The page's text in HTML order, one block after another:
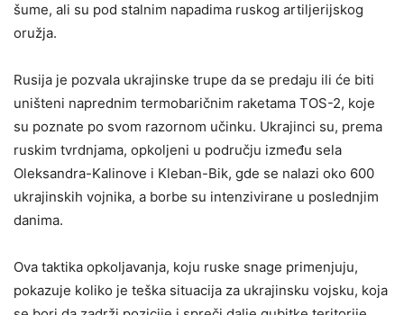
šume, ali su pod stalnim napadima ruskog artiljerijskog
oružja.
Rusija je pozvala ukrajinske trupe da se predaju ili će biti
uništeni naprednim termobaričnim raketama TOS-2, koje
su poznate po svom razornom učinku. Ukrajinci su, prema
ruskim tvrdnjama, opkoljeni u području između sela
Oleksandra-Kalinove i Kleban-Bik, gde se nalazi oko 600
ukrajinskih vojnika, a borbe su intenzivirane u poslednjim
danima.
Ova taktika opkoljavanja, koju ruske snage primenjuju,
pokazuje koliko je teška situacija za ukrajinsku vojsku, koja